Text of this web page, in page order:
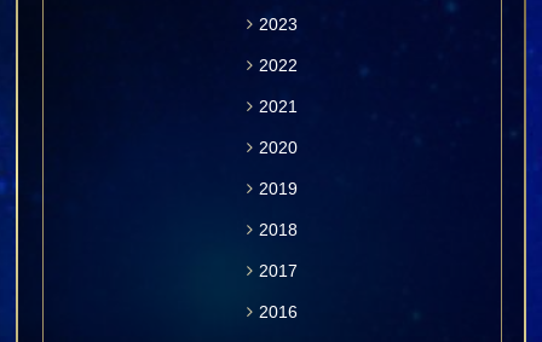
2023
2022
2021
2020
2019
2018
2017
2016